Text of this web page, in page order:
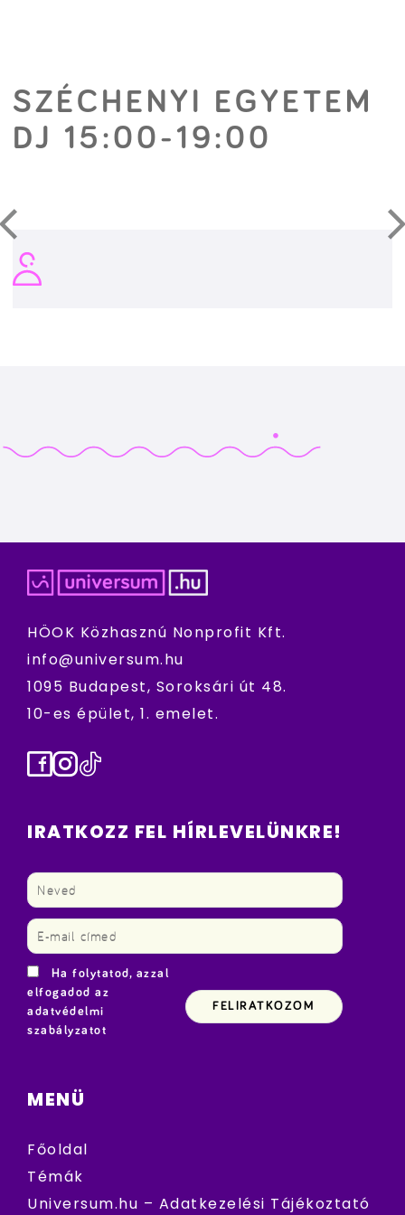
SZÉCHENYI EGYETEM
DJ 15:00-19:00
HÖOK Közhasznú Nonprofit Kft.
info@universum.hu
1095 Budapest, Soroksári út 48.
10-es épület, 1. emelet.
Facebook
Instagram
TikTok
IRATKOZZ FEL HÍRLEVELÜNKRE!
Ha folytatod, azzal
elfogadod az
adatvédelmi
szabályzatot
MENÜ
Főoldal
Témák
Universum.hu – Adatkezelési Tájékoztató